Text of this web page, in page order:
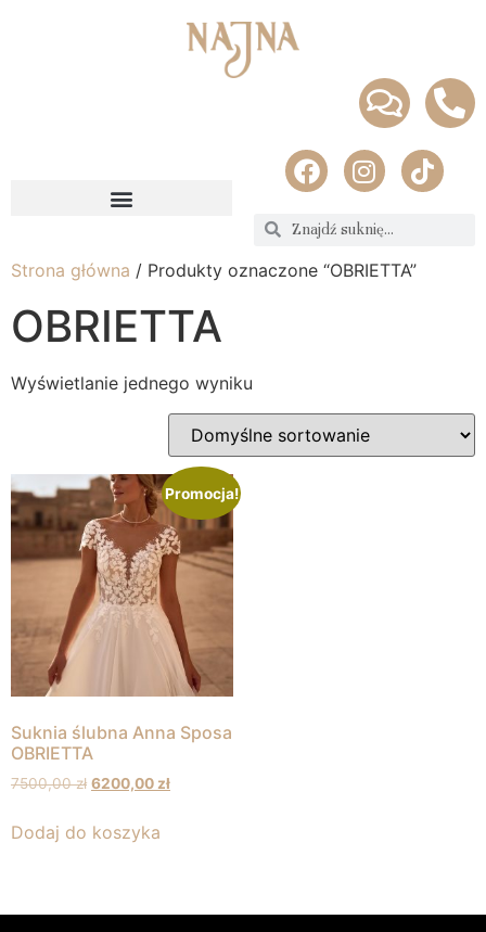
Strona główna / Produkty oznaczone “OBRIETTA”
OBRIETTA
Wyświetlanie jednego wyniku
Promocja!
Suknia ślubna Anna Sposa
OBRIETTA
7500,00zł 6200,00zł
Dodaj do koszyka